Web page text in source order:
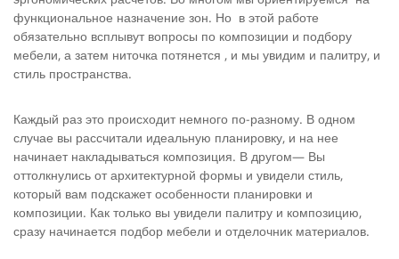
функциональное назначение зон. Но в этой работе
обязательно всплывут вопросы по композиции и подбору
мебели, а затем ниточка потянется , и мы увидим и палитру, и
стиль пространства.
Каждый раз это происходит немного по-разному. В одном
случае вы рассчитали идеальную планировку, и на нее
начинает на­кладываться композиция. В другом— Вы
оттолкнулись от архи­тектурной формы и увидели стиль,
который вам подскажет особенности планировки и
композиции. Как только вы увидели палитру и композицию,
сразу начинается подбор мебели и отде­лочник материалов.